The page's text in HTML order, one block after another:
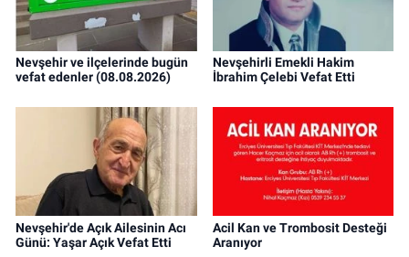
Nevşehir ve ilçelerinde bugün
vefat edenler (08.08.2026)
Nevşehirli Emekli Hakim
İbrahim Çelebi Vefat Etti
Nevşehir'de Açık Ailesinin Acı
Günü: Yaşar Açık Vefat Etti
Acil Kan ve Trombosit Desteği
Aranıyor